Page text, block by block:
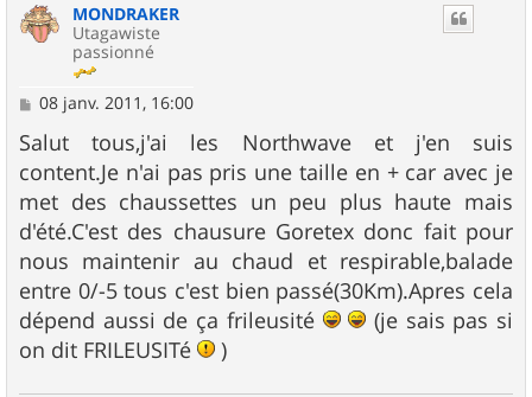
MONDRAKER
Utagawiste
passionné
M
s
s
a
g
e
08 janv. 2011, 16:00
Salut tous,j'ai les Northwave et j'en suis
content.Je n'ai pas pris une taille en + car avec je
met des chaussettes un peu plus haute mais
d'été.C'est des chausure Goretex donc fait pour
nous maintenir au chaud et respirable,balade
entre 0/-5 tous c'est bien passé(30Km).Apres cela
dépend aussi de ça frileusité
(je sais pas si
on dit FRILEUSITé
)